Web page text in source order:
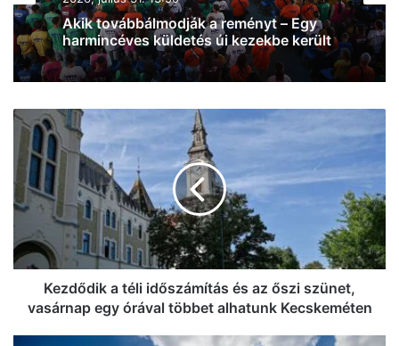
Akik továbbálmodják a reményt – Egy
harmincéves küldetés új kezekbe került
Kezdődik
téli
időszámítás
és
az
őszi
szünet,
vasárnap
órával
Kezdődik a téli időszámítás és az őszi szünet,
vasárnap egy órával többet alhatunk Kecskeméten